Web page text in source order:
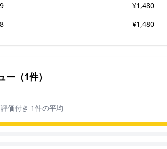
¥1,480
¥1,480
ー（1件）
評価付き 1件の平均